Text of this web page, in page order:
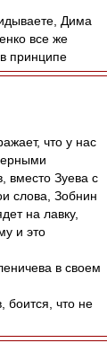
Дима
все же
принципе
что у нас
вместо Зуева с
слова, Зобнин
на лавку,
и это
в своем
боится, что не